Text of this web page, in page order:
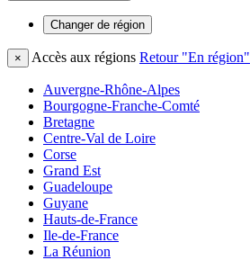
Changer de région
× Accès aux régions Retour "En région"
Auvergne-Rhône-Alpes
Bourgogne-Franche-Comté
Bretagne
Centre-Val de Loire
Corse
Grand Est
Guadeloupe
Guyane
Hauts-de-France
Ile-de-France
La Réunion